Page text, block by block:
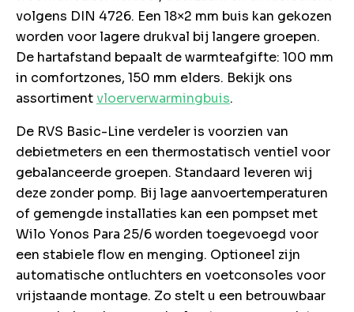
volgens DIN 4726. Een 18×2 mm buis kan gekozen
worden voor lagere drukval bij langere groepen.
De hartafstand bepaalt de warmteafgifte: 100 mm
in comfortzones, 150 mm elders. Bekijk ons
assortimentvloerverwarmingbuis.
De RVS Basic-Line verdeler is voorzien van
debietmeters en een thermostatisch ventiel voor
gebalanceerde groepen. Standaard leveren wij
deze zonder pomp. Bij lage aanvoertemperaturen
of gemengde installaties kan een pompset met
Wilo Yonos Para 25/6 worden toegevoegd voor
een stabiele flow en menging. Optioneel zijn
automatische ontluchters en voetconsoles voor
vrijstaande montage. Zo stelt u een betrouwbaar